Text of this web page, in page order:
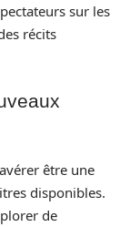
sur les
récits
être une
disponibles.
de